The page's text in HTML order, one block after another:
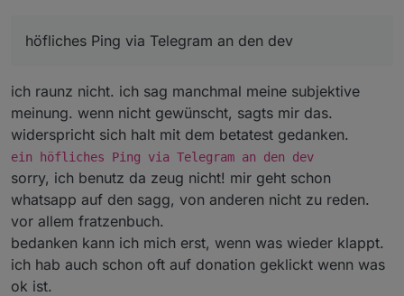
höfliches Ping via Telegram an den dev
ich raunz nicht. ich sag manchmal meine subjektive
meinung. wenn nicht gewünscht, sagts mir das.
widerspricht sich halt mit dem betatest gedanken.
ein höfliches Ping via Telegram an den dev
sorry, ich benutz da zeug nicht! mir geht schon
whatsapp auf den sagg, von anderen nicht zu reden.
vor allem fratzenbuch.
bedanken kann ich mich erst, wenn was wieder klappt.
ich hab auch schon oft auf donation geklickt wenn was
ok ist.